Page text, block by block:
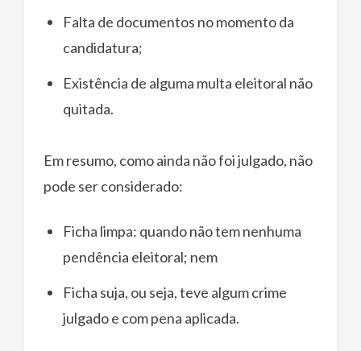
Falta de documentos no momento da
candidatura;
Existência de alguma multa eleitoral não
quitada.
Em resumo, como ainda não foi julgado, não
pode ser considerado:
Ficha limpa: quando não tem nenhuma
pendência eleitoral; nem
Ficha suja, ou seja, teve algum crime
julgado e com pena aplicada.